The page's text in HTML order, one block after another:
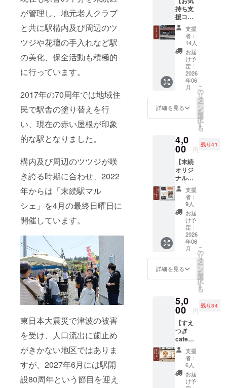
が管理し、地元老人クラブ
と共に駅構内及び周辺のツ
ツジや花壇の手入れなど駅
の美化、保全活動も積極的
に行っています。
2017年の70周年では地域住
民で駅舎の塗り替えを行
い、現在の赤い屋根が印象
的な駅となりました。
構内及び周辺のツツジが咲
き誇る時期に合わせ、2022
年からは「末続駅マル
シェ」を4月の最終日曜日に
開催しています。
東日本大震災で津波の被害
を受け、人口流出に歯止め
がきかない地区ではありま
すが、2027年6月には駅開
設80周年という節目を迎え
マーケッ
ト、キッチ
ンカーや雑
貨、花など
の販売もあ
り、ステー
ジでは音楽
やダンスの
イベントで
お客様を楽
しませてい
持ち支
援コー
ス】
CAMPF
IRE手数
料を除
くご支
援金額
のすべ
てを、
イベン
ト等の
運営費
用とし
て使わ
ただき
ます。
プロ
ジェク
ト終了
後、お
礼のお
手紙を
お送り
いたし
ます。
・お礼
のお手
紙 ※こ
のリ
ターン
は
円、
50,000
円のリ
ターン
と同じ
内容に
なりま
す。
支援
者：
14人
お届
け予
定：
2026
年06
月
詳細を見る
こ
の
リ
タ
ー
ン
を
選
択
す
る
4,0
00 円
残り41
【末続
オリジ
ナルガ
チャ
キーホ
ルダー
５個
セッ
ト】 末
続駅の
写真ア
クリル
キーホ
ルダー5
種類各
一つず
類入り
【デザ
インに
つい
て】 ・
国鉄時
代の
「末続
駅」看
板 ・ツ
ツジと
支援
者：
9人
お届
け予
定：
2026
年06
月
詳細を見る
こ
の
リ
タ
ー
ン
を
選
択
す
る
5,0
00 円
残り34
【すえ
つぎ
cafe・
喫茶は
まかぜ
で利用
できる
お食事
支援
者：
6人
お届
け予